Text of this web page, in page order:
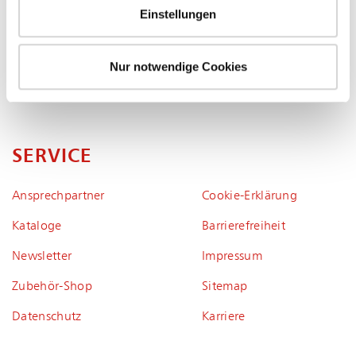
Einstellungen
Nur notwendige Cookies
ESTA Apparatebau GmbH & Co. KG
Deutschland
SERVICE
Ansprechpartner
Kataloge
Newsletter
Zubehör-Shop
Datenschutz
Coo­kie-Er­klä­rung
Bar­rie­re­frei­heit
Impressum
Sitemap
Karriere